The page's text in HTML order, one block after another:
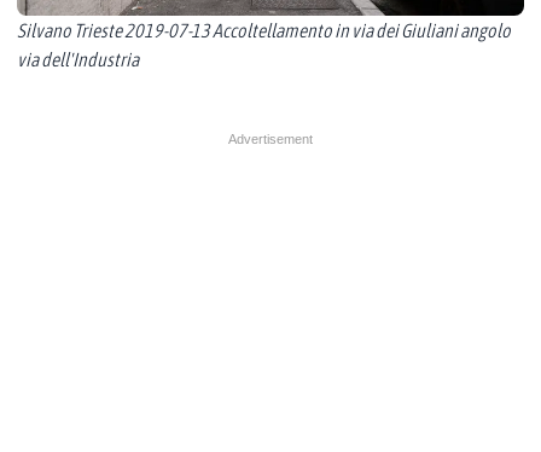
Silvano Trieste 2019-07-13 Accoltellamento in via dei Giuliani angolo
via dell'Industria